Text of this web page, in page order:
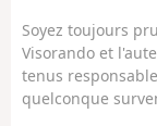
Soyez toujours
Visorando et
tenus
quelconque